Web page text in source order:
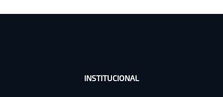
INSTITUCIONAL